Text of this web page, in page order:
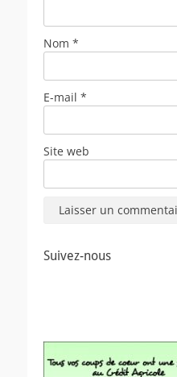
Nom *
E-mail *
Site web
Suivez-nous